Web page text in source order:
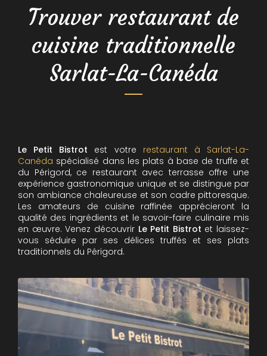
Trouver restaurant de
cuisine traditionnelle
Sarlat-La-Canéda
Le Petit Bistrot est votre restaurant à Sarlat-La-
Canéda spécialisé dans les plats à base de truffe et
du Périgord, ce restaurant avec terrasse offre une
expérience gastronomique unique et se distingue par
son ambiance chaleureuse et son cadre pittoresque.
Les amateurs de cuisine raffinée apprécieront la
qualité des ingrédients et le savoir-faire culinaire mis
en œuvre. Venez découvrir Le Petit Bistrot et laissez-
vous séduire par ses délices truffés et ses plats
traditionnels du Périgord.